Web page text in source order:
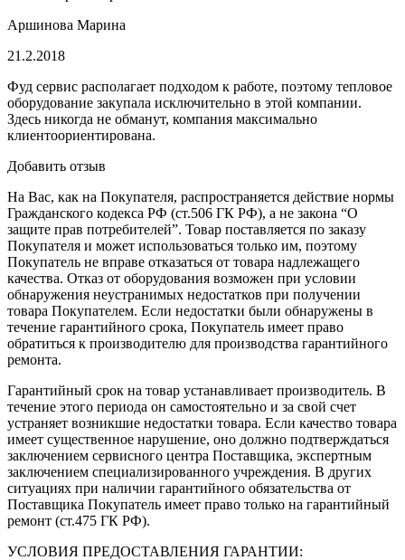
Аршинова Марина
21.2.2018
Фуд сервис располагает подходом к работе, поэтому тепловое
оборудование закупала исключительно в этой компании.
Здесь никогда не обманут, компания максимально
клиентоориентирована.
Добавить отзыв
На Вас, как на Покупателя, распространяется действие нормы
Гражданского кодекса РФ (ст.506 ГК РФ), а не закона “О
защите прав потребителей”. Товар поставляется по заказу
Покупателя и может использоваться только им, поэтому
Покупатель не вправе отказаться от товара надлежащего
качества. Отказ от оборудования возможен при условии
обнаружения неустранимых недостатков при получении
товара Покупателем. Если недостатки были обнаружены в
течение гарантийного срока, Покупатель имеет право
обратиться к производителю для производства гарантийного
ремонта.
Гарантийный срок на товар устанавливает производитель. В
течение этого периода он самостоятельно и за свой счет
устраняет возникшие недостатки товара. Если качество товара
имеет существенное нарушение, оно должно подтверждаться
заключением сервисного центра Поставщика, экспертным
заключением специализированного учреждения. В других
ситуациях при наличии гарантийного обязательства от
Поставщика Покупатель имеет право только на гарантийный
ремонт (ст.475 ГК РФ).
УСЛОВИЯ ПРЕДОСТАВЛЕНИЯ ГАРАНТИИ: